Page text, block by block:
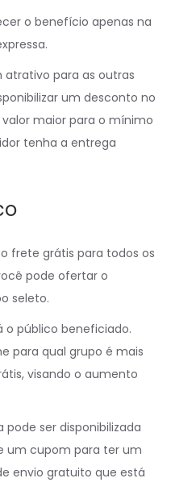
o benefício apenas na
atrativo para as outras
um desconto no
maior para o mínimo
tenha a entrega
frete grátis para todos os
pode ofertar o
seleto.
o público beneficiado.
para qual grupo é mais
visando o aumento
ser disponibilizada
um cupom para ter um
envio gratuito que está